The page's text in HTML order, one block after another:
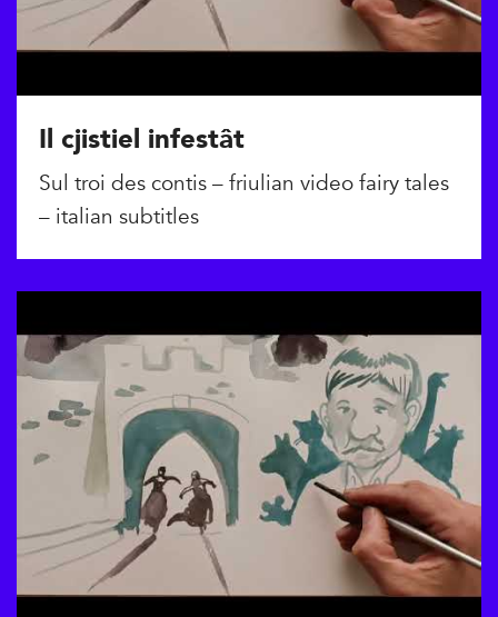
Il cjistiel infestât
Sul troi des contis – friulian video fairy tales
– italian subtitles